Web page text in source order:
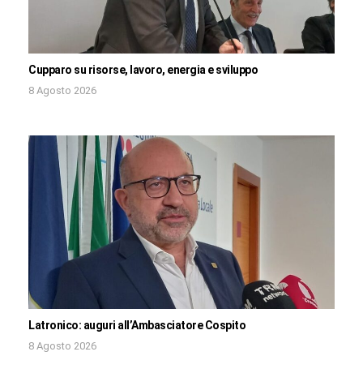
Cupparo su risorse, lavoro, energia e sviluppo
8 Agosto 2026
Latronico: auguri all’Ambasciatore Cospito
8 Agosto 2026